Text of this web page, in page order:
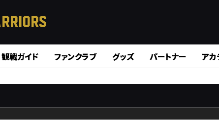
観戦ガイド ファンクラブ グッズ パートナー アカ